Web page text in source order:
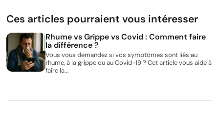
Ces articles pourraient vous intéresser
Rhume vs Grippe vs Covid : Comment faire
la différence ?
Vous vous demandez si vos symptômes sont liés au
rhume, à la grippe ou au Covid-19 ? Cet article vous aide à
faire la...